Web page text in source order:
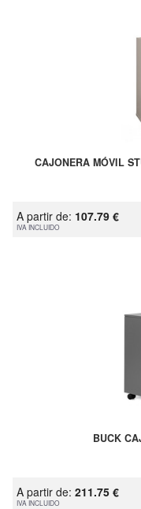
CAJONERA MÓVIL
A partir de: 107.79 €
IVA INCLUIDO
BUCK
A partir de: 211.75 €
IVA INCLUIDO